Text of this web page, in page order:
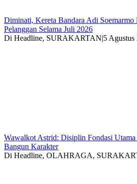
Diminati, Kereta Bandara Adi
Pelanggan Selama Juli 2026
Di Headline, SURAKARTAN 5 Agustus
Wawalkot Astrid: Disiplin Fondasi Utama
Bangun Karakter
Di Headline, OLAHRAGA,